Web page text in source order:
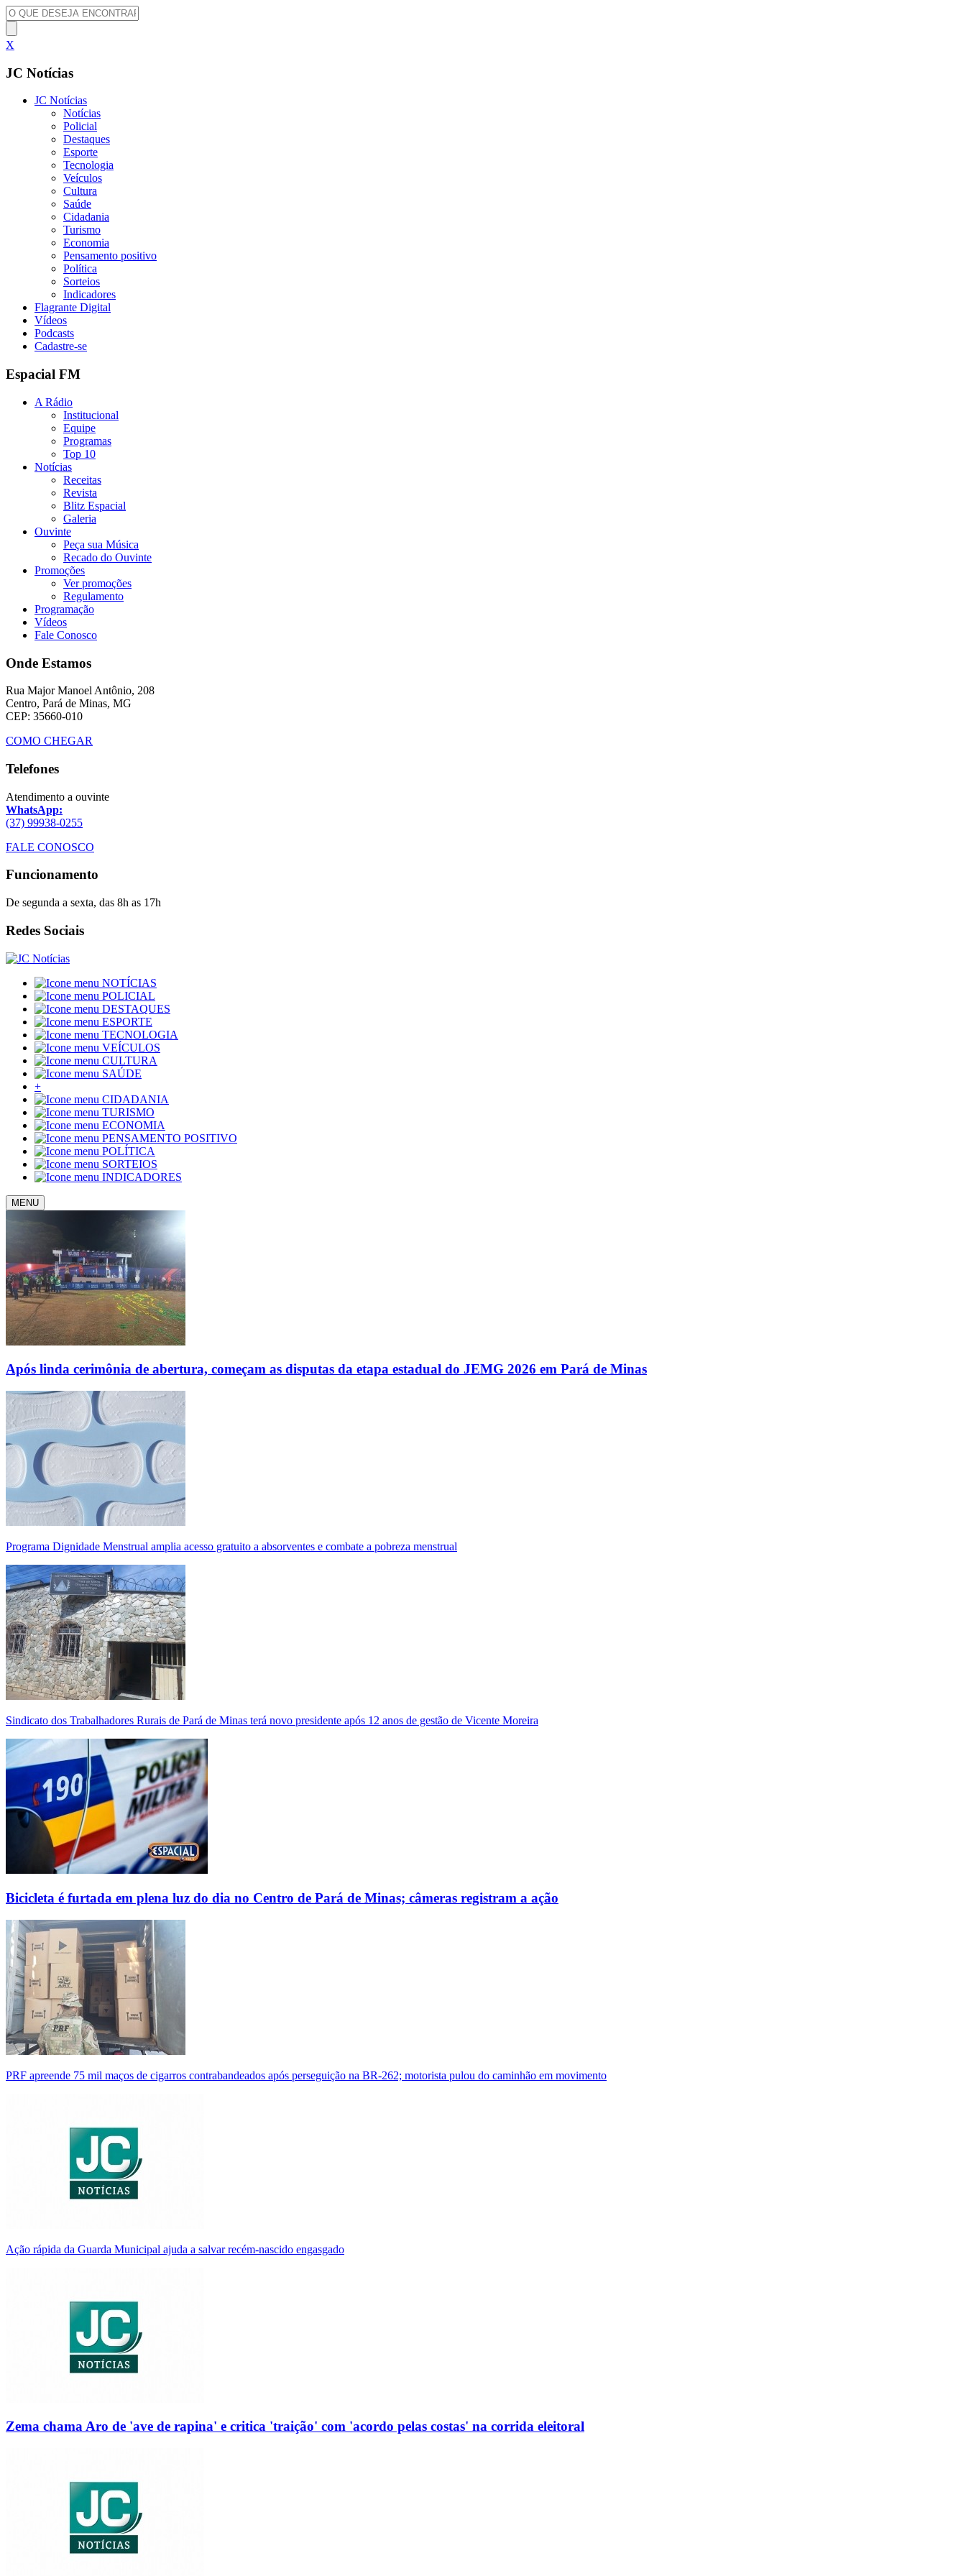
X
JC Notícias
JC Notícias
Notícias
Policial
Destaques
Esporte
Tecnologia
Veículos
Cultura
Saúde
Cidadania
Turismo
Economia
Pensamento positivo
Política
Sorteios
Indicadores
Flagrante Digital
Vídeos
Podcasts
Cadastre-se
Espacial FM
A Rádio
Institucional
Equipe
Programas
Top 10
Notícias
Receitas
Revista
Blitz Espacial
Galeria
Ouvinte
Peça sua Música
Recado do Ouvinte
Promoções
Ver promoções
Regulamento
Programação
Vídeos
Fale Conosco
Onde Estamos
Rua Major Manoel Antônio, 208
Centro, Pará de Minas, MG
CEP: 35660-010
COMO CHEGAR
Telefones
Atendimento a ouvinte
WhatsApp:
(37) 99938-0255
FALE CONOSCO
Funcionamento
De segunda a sexta, das 8h as 17h
Redes Sociais
NOTÍCIAS
POLICIAL
DESTAQUES
ESPORTE
TECNOLOGIA
VEÍCULOS
CULTURA
SAÚDE
+
CIDADANIA
TURISMO
ECONOMIA
PENSAMENTO POSITIVO
POLÍTICA
SORTEIOS
INDICADORES
MENU
Após linda cerimônia de abertura, começam as disputas da etapa estadual do JEMG 2026 em Pará de Minas
Programa Dignidade Menstrual amplia acesso gratuito a absorventes e combate a pobreza menstrual
Sindicato dos Trabalhadores Rurais de Pará de Minas terá novo presidente após 12 anos de gestão de Vicente Moreira
Bicicleta é furtada em plena luz do dia no Centro de Pará de Minas; câmeras registram a ação
PRF apreende 75 mil maços de cigarros contrabandeados após perseguição na BR-262; motorista pulou do caminhão em movimento
Ação rápida da Guarda Municipal ajuda a salvar recém-nascido engasgado
Zema chama Aro de 'ave de rapina' e critica 'traição' com 'acordo pelas costas' na corrida eleitoral